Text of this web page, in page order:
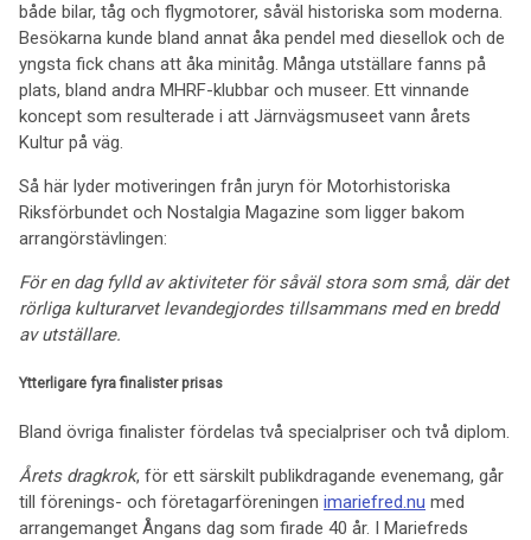
både bilar, tåg och flygmotorer, såväl historiska som moderna.
Besökarna kunde bland annat åka pendel med diesellok och de
yngsta fick chans att åka minitåg. Många utställare fanns på
plats, bland andra MHRF-klubbar och museer. Ett vinnande
koncept som resulterade i att Järnvägsmuseet vann årets
Kultur på väg.
Så här lyder motiveringen från juryn för Motorhistoriska
Riksförbundet och Nostalgia Magazine som ligger bakom
arrangörstävlingen:
För en dag fylld av aktiviteter för såväl stora som små, där det
rörliga kulturarvet levandegjordes tillsammans med en bredd
av utställare.
Ytterligare fyra finalister prisas
Bland övriga finalister fördelas två specialpriser och två diplom.
Årets dragkrok, för ett särskilt publikdragande evenemang, går
till förenings- och företagarföreningen imariefred.nu med
arrangemanget Ångans dag som firade 40 år. I Mariefreds